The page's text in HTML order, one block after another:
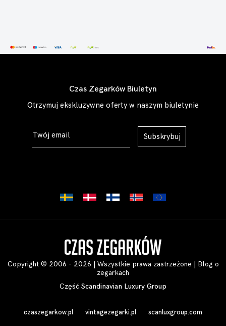
Czas Zegarków Biuletyn
Otrzymuj ekskluzywne oferty w naszym biuletynie
Subskrybuj
Copyright © 2006 - 2026 | Wszystkie prawa zastrzeżone | Blog o
zegarkach
Część Scandinavian Luxury Group
czaszegarkow.pl vintagezegarki.pl scanluxgroup.com